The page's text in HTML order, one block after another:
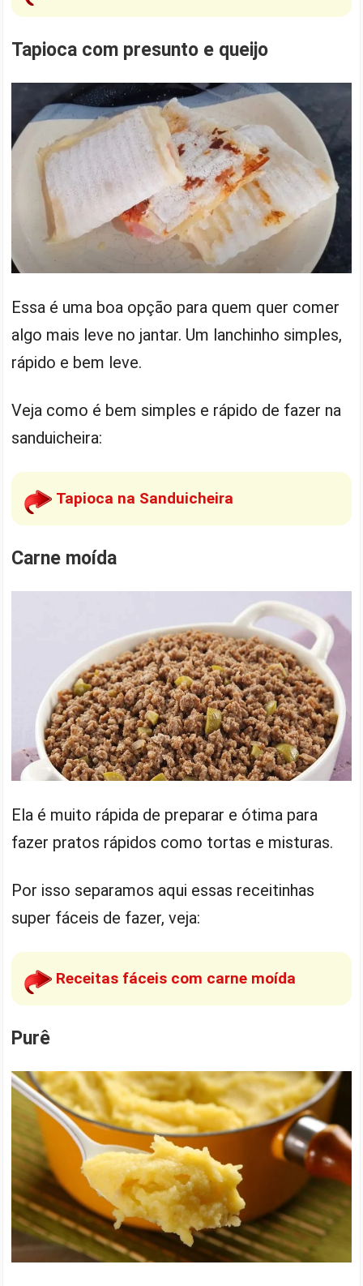
Tapioca com presunto e queijo
Essa é uma boa opção para quem quer comer
algo mais leve no jantar. Um lanchinho simples,
rápido e bem leve.
Veja como é bem simples e rápido de fazer na
sanduicheira:
Tapioca na Sanduicheira
Carne moída
Ela é muito rápida de preparar e ótima para
fazer pratos rápidos como tortas e misturas.
Por isso separamos aqui essas receitinhas
super fáceis de fazer, veja:
Receitas fáceis com carne moída
Purê